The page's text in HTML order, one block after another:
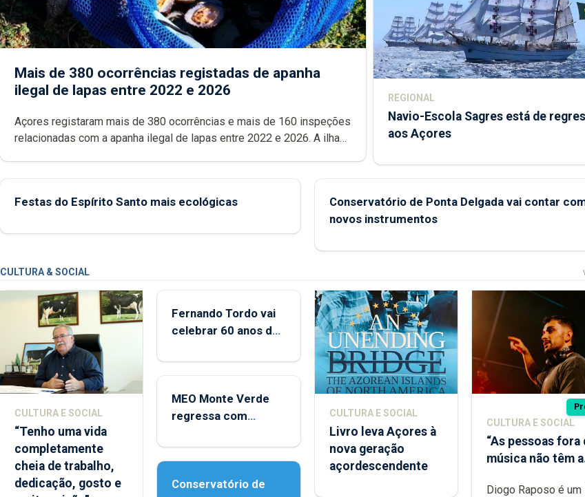
Mais de 380 ocorrências registadas de apanha
ilegal de lapas entre 2022 e 2026
Açores registaram mais de 380 ocorrências e mais de 160 inspeções
relacionadas com a apanha ilegal de lapas entre 2022 e 2026. A ilha
REGIONAL
Navio-Escola Sagres está de
aos Açores
Festas do Espírito Santo mais ecológicas
Conservatório de Ponta Delgada vai contar
novos instrumentos
CULTURA & SOCIAL
CULTURA E SOCIAL
“Tenho uma vida
completamente
cheia de trabalho,
dedicação, gosto e
Fernando Tordo vai
celebrar 60 anos de
Micaelense
MEO Monte Verde
regressa com
acessibilidade
Conservatório de
CULTURA E SOCIAL
Livro leva Açores à
nova geração
açordescendente
CULTURA E SOCIAL
“As pessoas fora
música não têm a
difícil é produzir
Diogo Raposo é um